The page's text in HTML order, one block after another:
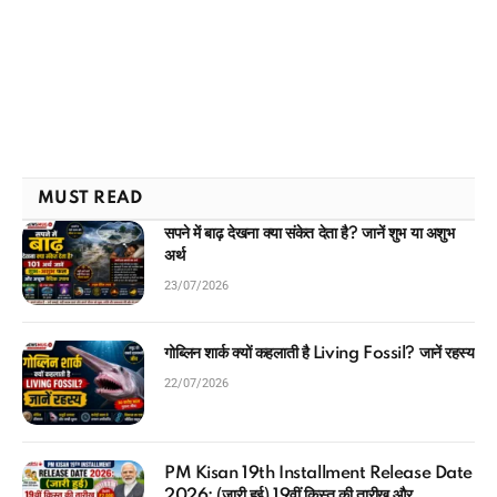
MUST READ
सपने में बाढ़ देखना क्या संकेत देता है? जानें शुभ या अशुभ
अर्थ
23/07/2026
गोब्लिन शार्क क्यों कहलाती है Living Fossil? जानें रहस्य
22/07/2026
PM Kisan 19th Installment Release Date